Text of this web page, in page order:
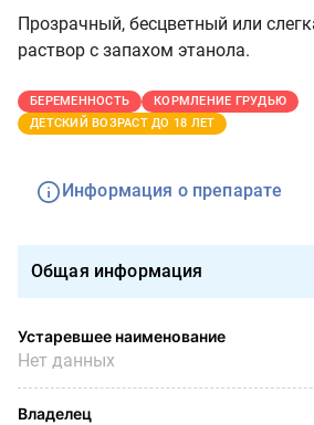
Прозрачный, бесцветный или
раствор с запахом этанола.
БЕРЕМЕННОСТЬ
КОРМЛЕНИЕ ГРУДЬЮ
ДЕТСКИЙ ВОЗРАСТ ДО 18 ЛЕТ
Информация о препарате
Общая информация
Устаревшее наименование
Нет данных
Владелец